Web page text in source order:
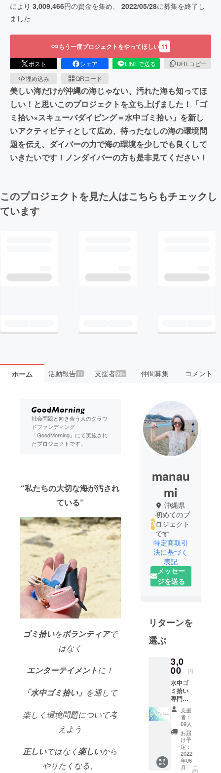
により 3,009,466円の資金を集め、 2022/05/28に募集を終了し
ました
もう一度プロジェクトをやってほしい 11
ポスト シェア LINEで送る
URLコピー
埋め込み
QRコード
美しい海だけが沖縄の海じゃない、汚れた海も知ってほ
しい！と思いこのプロジェクトを立ち上げました！「ゴ
ミ拾い×スキューバダイビング＝水中ゴミ拾い」を新し
いアクティビティとして広め、待ったなしの海の環境問
題を伝え、ダイバーの力で海の環境を少しでも良くして
いきたいです！ノンダイバーの方も是非見てください！
このプロジェクトを見た人はこちらもチェックし
ています
ホーム 活動報告11 支援者99+ 仲間募集 コメント
社会問題と向き合う人のクラウ
ドファンディング
「GoodMorning」にて実施され
たプロジェクトです。
“私たちの大切な海が汚され
ている”
ゴミ拾いをボランティアで
はなく
エンターテイメントに！
「水中ゴミ拾い」 を通して
楽しく環境問題について考
えよう
正しいではなく楽しいから
やりたくなる、
manau
mi
沖縄県
初めてのプ
ロジェクト
です
特定商取引
法に基づく
表記
メッセー
ジを送る
リターンを
選ぶ
3,0
00 円
水中ゴ
ミ拾い
専門店
のス
テッ
カーを
ご提供
+ホーム
ページ
に名前
記載
（任
支援
者：
69人
お届
け予
定：
2022
年06
月
こ